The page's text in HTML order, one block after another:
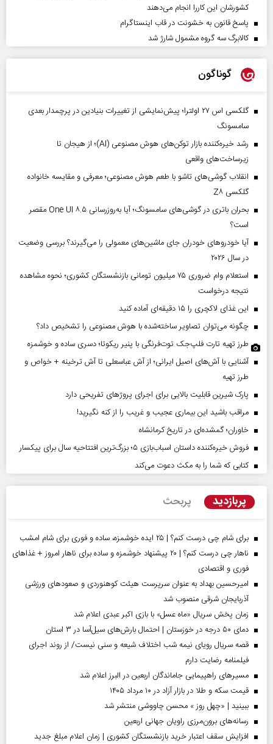
کشورشان این کاررا انجام می‌دهند
پاسخ قانون به خشونت در قاب اینستاگرام
کالابرگ سه گروه مشمول شارژ شد
گوناگون
گلکسی اس ۲۷ اولترا؛ پیش‌نمایشی از تغییرات بنیادین در پرچمدار بعدی
سامسونگ
رشد خیره‌کننده بازار توکن‌های هوش مصنوعی (AI)؛ از هیجان تا
زیرساخت‌های واقعی
انقلاب گوشی‌های تاشو‌ با طعم هوش مصنوعی؛ معرفی و مقایسه خانواده
گلکسی Z۸
بحران باتری در گوشی‌های سامسونگ؛ آیا به‌روزرسانی One UI ۸.۵ مقصر
است؟
آیا خودروهای خودران جای ماشین‌های معمولی را می‌گیرند؟ بررسی وضعیت
در سال ۲۰۲۶
استعلام وام ضروری ۷۵ میلیون تومانی بازنشستگان کشوری؛ نحوه مشاهده
نتیجه درخواست
این غذای لاکچری را ۱۵ دقیقه‌ای آماده کنید
چگونه می‌توان تصاویر ساخته‌شده با هوش مصنوعی را تشخیص داد؟
طرز تهیه تارت فلپ‌جک توت‌فرنگی با پنیر ریکوتا؛ دسری ساده و خوشمزه
آشنایی با آش‌های اصیل ایرانی؛ از آش عباسعلی تا آش ترخینه + خواص و
طرز تهیه
پارک شیرین قابلیت‌ بالایی برای اجرای پروژهای تفریحی دارد
مراقب باشید این بیماری عجیب و غریب را از کنه نگیرید!
خاوران؛ گمشده‌ای در تاریخ کرمانشاه
فروش خیره‌کننده داستان اسباب‌بازی ۵؛ بزرگ‌ترین افتتاحیه سال برای پیکسار
کتابی که شما را به مکث دعوت می‌کند
پربازدید پربحث
برای شام چی درست کنم؟ | ۲۵ ایده خوشمزه، ساده و فوری برای شام امشب
ناهار چی درست کنم؟ | ۲۰ پیشنهاد خوشمزه و ساده برای ناهار امروز + غذاهای
فوری و اقتصادی
امیرحسین بهداد به عنوان سرپرست هیئت کوهنوردی و صعودهای ورزشی
آذربایجان شرقی منصوب شد
زمان پخش سریال «ماه عسل» با بازی اکبر عبدی اعلام شد
دمای ۵۰ درجه در خوزستان | احتمال بارش‌های سیل‌آسا در ۳ استان
قصه سریال رویای نیمه شب اختلاف شیعه و سنی نیست/ از روند اجرای
فیلمنامه رضایت دارم
مسیر‌های راهپیمایی جاماندگان اربعین در البرز اعلام شد
قیمت سکه و طلا در بازار آزاد در ۱۰ مرداد ۱۴۰۵
ببینید | «چهل روز » محسن چاووشی منتشر شد
رسانه‌های برون‌مرزی راویان جهانی اربعین
افزایش سقف اعتبار خرید بازنشستگان کشوری | زمان اعلام مبلغ جدید